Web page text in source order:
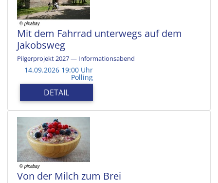
Mit dem Fahrrad unterwegs auf dem
Jakobsweg
Pilgerprojekt 2027 — Informationsabend
14.09.2026 19:00 Uhr
Polling
DETAIL
Von der Milch zum Brei